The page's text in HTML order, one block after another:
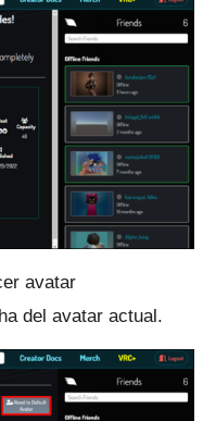
avatar
del avatar actual.